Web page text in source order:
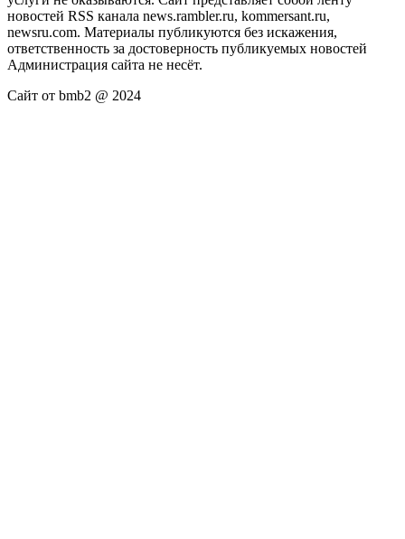
новостей RSS канала news.rambler.ru, kommersant.ru,
newsru.com. Материалы публикуются без искажения,
ответственность за достоверность публикуемых новостей
Администрация сайта не несёт.
Сайт от bmb2 @ 2024